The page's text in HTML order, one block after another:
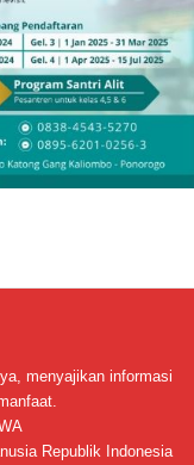
menyajikan informasi
Republik Indonesia